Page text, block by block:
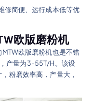
修简便、运行成本低等优
欧版磨粉机
欧版磨粉机也是不错
产量为3-55T/H。该设
粉磨效率高，产量大，